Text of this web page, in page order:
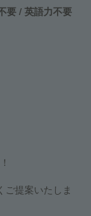
要 / 英語力不要
提案いたしま